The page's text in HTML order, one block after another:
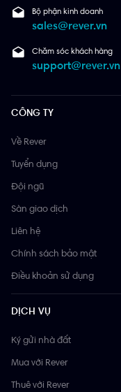
Bộ phận kinh doanh
sales@rever.vn
Chăm sóc khách hàng
support@rever.vn
CÔNG TY
Về Rever
Tuyển dụng
Đội ngũ
Sàn giao dịch
Liên hệ
Chính sách bảo mật
Điều khoản sử dụng
DỊCH VỤ
Ký gửi nhà đất
Mua với Rever
Thuê với Rever